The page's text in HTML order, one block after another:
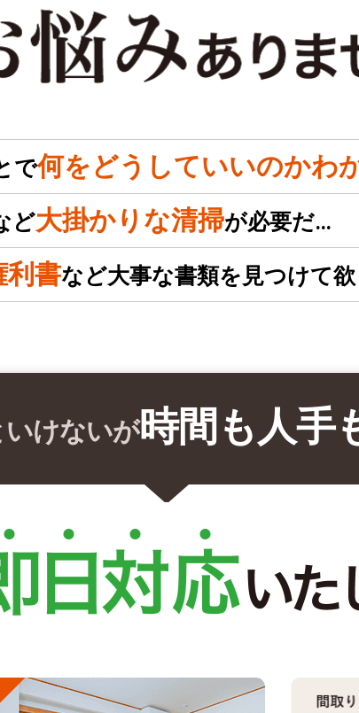
で何をどうしていいのかわ
ど大掛かりな清掃が必要だ…
利書など大事な書類を見つけて
けないが時間も人手